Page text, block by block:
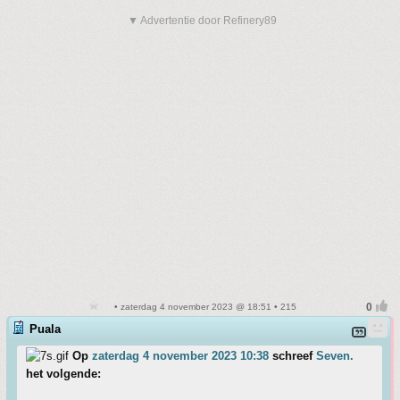
▼ Advertentie door Refinery89
• zaterdag 4 november 2023 @ 18:51 • 215
Puala
Op zaterdag 4 november 2023 10:38 schreef Seven.
het volgende: